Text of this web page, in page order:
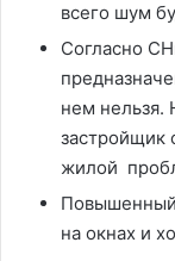
всего шум
Согласно
нем нельзя.
застройщик
жилой
на окнах и